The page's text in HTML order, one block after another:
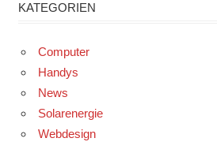
KATEGORIEN
Computer
Handys
News
Solarenergie
Webdesign